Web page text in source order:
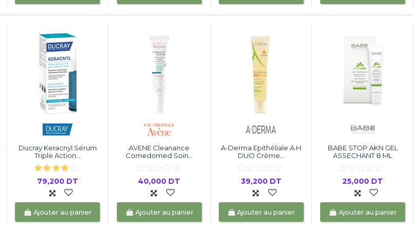
Ducray Keracnyl Sérum
Triple Action...
79,200 DT
Ajouter au panier
AVENE Cleanance
Comedomed Soin...
40,000 DT
Ajouter au panier
A-Derma Epithéliale A.H
DUO Crème...
39,200 DT
Ajouter au panier
BABE STOP AKN GEL
ASSECHANT 8 ML
25,000 DT
Ajouter au panier